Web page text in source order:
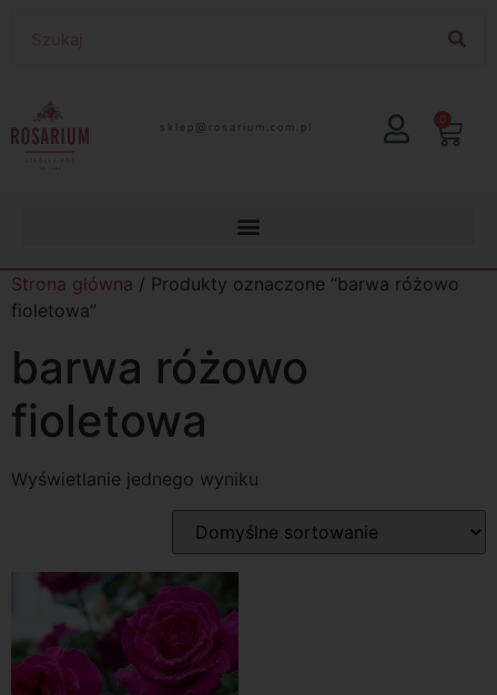
lp.moc.muirasor@pelks 0
Strona główna / Produkty oznaczone “barwa różowo
fioletowa”
barwa różowo
fioletowa
Wyświetlanie jednego wyniku